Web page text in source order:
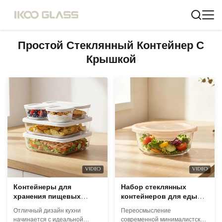
Простой Стеклянный Контейнер С
Крышкой
VIDEO
Контейнеры для
хранения пищевых
продуктов IKOO из
стекла с модульным
Отличный дизайн кухни
начинается с идеальной
VIDEO
Набор стеклянных
контейнеров для еды
дизайном для фитнес-
Переосмысление
современной минималистской